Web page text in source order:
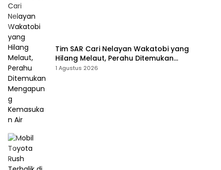
Tim SAR Cari Nelayan Wakatobi yang
Hilang Melaut, Perahu Ditemukan
Mengapung Kemasukan Air
1 Agustus 2026